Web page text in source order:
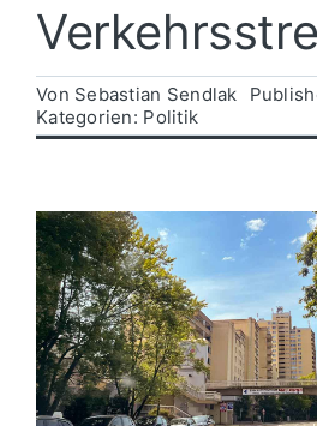
Wirtschaft
Von Sebastian Sendlak
Kategorien: Politik